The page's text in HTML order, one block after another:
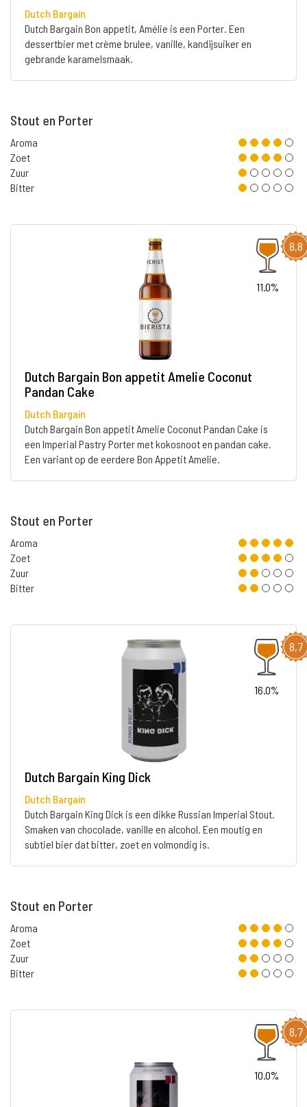
Dutch Bargain
Dutch Bargain Bon appetit, Amélie is een Porter. Een
dessertbier met crème brulee, vanille, kandijsuiker en
gebrande karamelsmaak.
Stout en Porter
Aroma
Zoet
Zuur
Bitter
8,8
11.0%
Dutch Bargain Bon appetit Amelie Coconut
Pandan Cake
Dutch Bargain
Dutch Bargain Bon appetit Amelie Coconut Pandan Cake is
een Imperial Pastry Porter met kokosnoot en pandan cake.
Een variant op de eerdere Bon Appetit Amelie.
Stout en Porter
Aroma
Zoet
Zuur
Bitter
8,7
16.0%
Dutch Bargain King Dick
Dutch Bargain
Dutch Bargain King Dick is een dikke Russian Imperial Stout.
Smaken van chocolade, vanille en alcohol. Een moutig en
subtiel bier dat bitter, zoet en volmondig is.
Stout en Porter
Aroma
Zoet
Zuur
Bitter
8,7
10.0%